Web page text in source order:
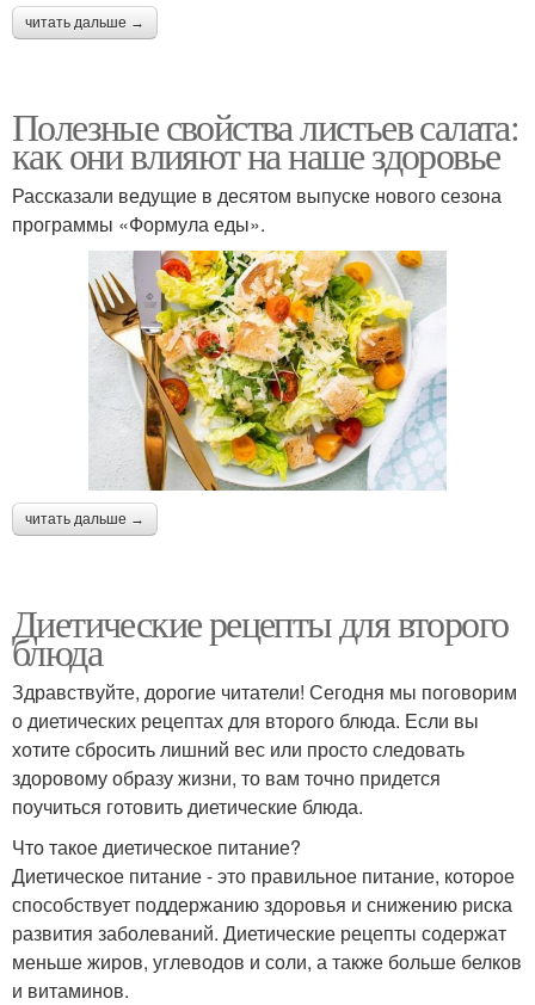
читать дальше →
Полезные свойства листьев салата:
как они влияют на наше здоровье
Рассказали ведущие в десятом выпуске нового сезона
программы «Формула еды».
читать дальше →
Диетические рецепты для второго
блюда
Здравствуйте, дорогие читатели! Сегодня мы поговорим
о диетических рецептах для второго блюда. Если вы
хотите сбросить лишний вес или просто следовать
здоровому образу жизни, то вам точно придется
поучиться готовить диетические блюда.
Что такое диетическое питание?
Диетическое питание - это правильное питание, которое
способствует поддержанию здоровья и снижению риска
развития заболеваний. Диетические рецепты содержат
меньше жиров, углеводов и соли, а также больше белков
и витаминов.